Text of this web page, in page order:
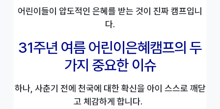
어린이들이 압도적인 은혜를 받는 것이 진짜 캠프입니
다.
31주년 여름 어린이은혜캠프의 두
가지 중요한 이슈
하나, 사춘기 전에 천국에 대한 확신을 아이 스스로 깨닫
고 체감하게 합니다.